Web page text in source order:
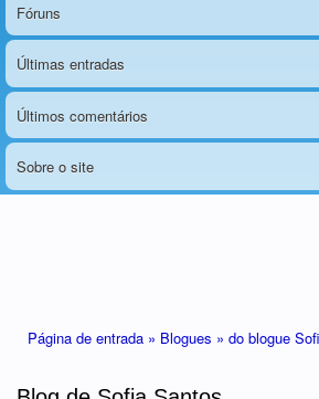
Fóruns
Últimas entradas
Últimos comentários
Sobre o site
Página de entrada » Blogues » do blogue